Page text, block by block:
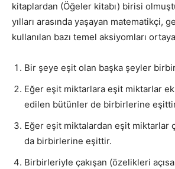
kitaplardan (Öğeler kitabı) birisi
yılları arasında yaşayan matematikçi,
kullanılan bazı temel aksiyomları
Bir şeye eşit olan başka şeyler
Eğer eşit miktarlara eşit miktarlar
edilen bütünler de birbirlerine
Eğer eşit miktalardan eşit miktarlar
da birbirlerine eşittir.
Birbirleriyle çakışan (özelikleri